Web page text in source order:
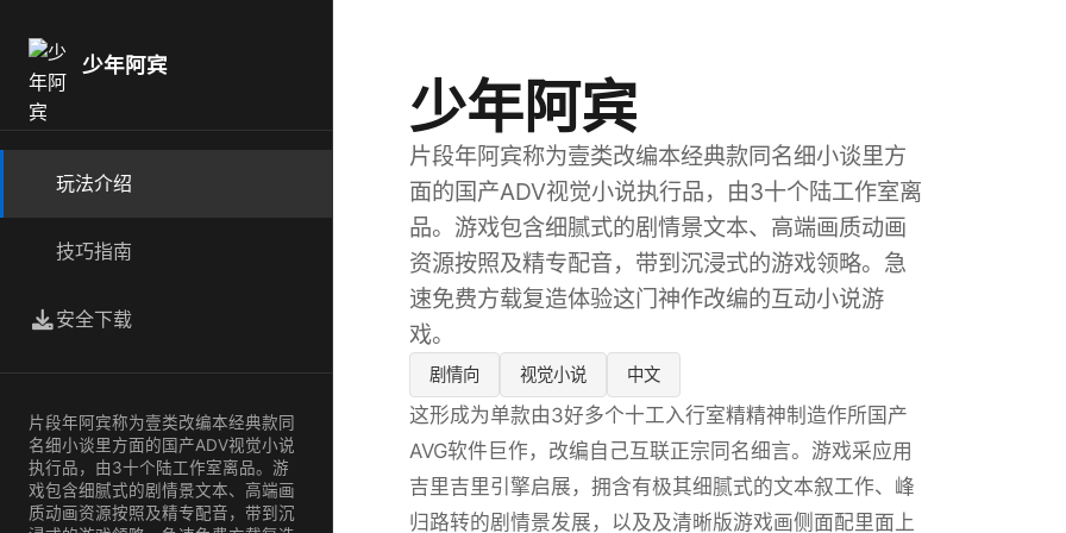
少年阿宾
玩法介绍
技巧指南
安全下载
片段年阿宾称为壹类改编本经典款同
名细小谈里方面的国产ADV视觉小说
执行品，由3十个陆工作室离品。游
戏包含细腻式的剧情景文本、高端画
质动画资源按照及精专配音，带到沉
少年阿宾
片段年阿宾称为壹类改编本经典款同名细小谈里方
面的国产ADV视觉小说执行品，由3十个陆工作室离
品。游戏包含细腻式的剧情景文本、高端画质动画
资源按照及精专配音，带到沉浸式的游戏领略。急
速免费方载复造体验这门神作改编的互动小说游
戏。
剧情向 视觉小说 中文
这形成为单款由3好多个十工入行室精精神制造作所国产
AVG软件巨作，改编自己互联正宗同名细言。游戏采应用
吉里吉里引擎启展，拥含有极其细腻式的文本叙工作、峰
归路转的剧情景发展，以及及清晰版游戏画侧面配里面上